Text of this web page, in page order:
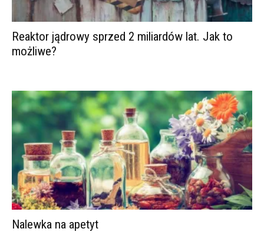
Reaktor jądrowy sprzed 2 miliardów lat. Jak to
możliwe?
Nalewka na apetyt